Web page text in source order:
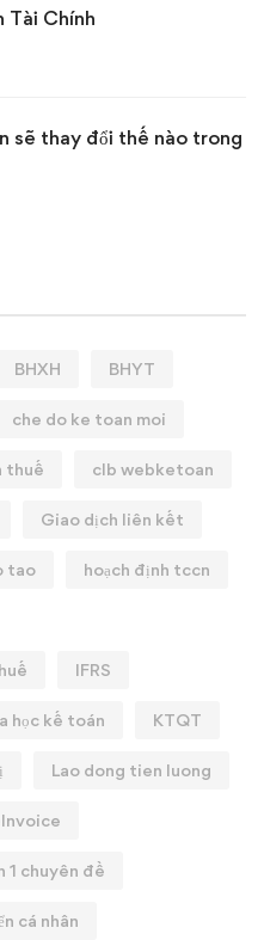
Tài Chính
sẽ thay đổi thế nào trong
BHXH BHYT
che do ke toan moi
thuế clb webketoan
Giao dịch liên kết
tao hoạch định tccn
IFRS
học kế toán KTQT
Lao dong tien luong
1 chuyên đề
cá nhân